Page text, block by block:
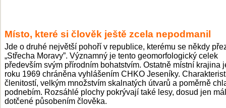
Místo, které si člověk ještě zcela nepodmanil
Jde o druhé největší pohoří v republice, kterému se někdy
„Střecha Moravy”. Významný je tento geomorfologický celek
především svým přírodním bohatstvím. Ostatně místní krajina
roku 1969 chráněna vyhlášením CHKO Jeseníky.
členitostí, velkým množstvím skalnatých útvarů a poměrně
podnebím. Rozsáhlé plochy pokrývají také lesy, dosud jen
dotčené působením člověka.